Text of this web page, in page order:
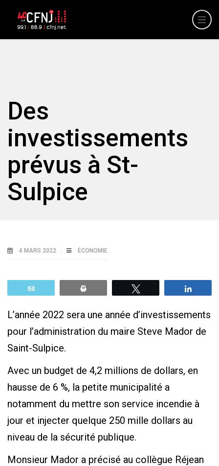
Des
investissements
prévus à St-
Sulpice
4 MARS 2022 ÉCONOMIE
L’année 2022 sera une année d’investissements
pour l’administration du maire Steve Mador de
Saint-Sulpice.
Avec un budget de 4,2 millions de dollars, en
hausse de 6 %, la petite municipalité a
notamment du mettre son service incendie à
jour et injecter quelque 250 mille dollars au
niveau de la sécurité publique.
Monsieur Mador a précisé au collègue Réjean